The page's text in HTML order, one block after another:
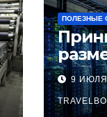
ПОЛЕЗНЫЕ
9